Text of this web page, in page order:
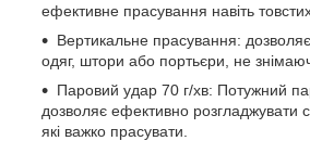
ефективне прасування навіть
Вертикальне прасування:
одяг, штори або портьєри, не
Паровий удар 70 г/хв: Потужний
дозволяє ефективно розгладжувати
які важко прасувати.